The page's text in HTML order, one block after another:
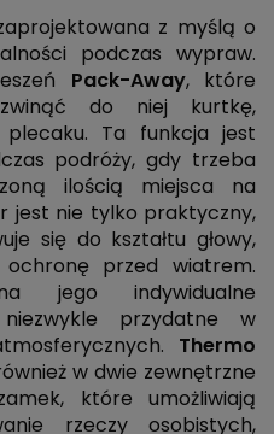
z myślą o
podczas wypraw.
Pack-Away, które
do niej kurtkę,
Ta funkcja jest
podróży, gdy trzeba
ilością miejsca na
jest nie tylko praktyczny,
się do kształtu głowy,
przed wiatrem.
jego indywidualne
przydatne w
Thermo
w dwie zewnętrzne
które umożliwiają
rzeczy osobistych,